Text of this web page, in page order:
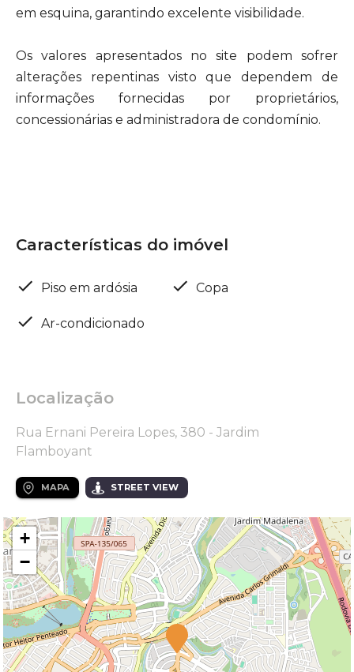
em esquina, garantindo excelente visibilidade.
Os valores apresentados no site podem sofrer
alterações repentinas visto que dependem de
informações fornecidas por proprietários,
concessionárias e administradora de condomínio.
Características do imóvel
Piso em ardósia Copa
Ar-condicionado
Localização
Rua Ernani Pereira Lopes, 380 - Jardim
Flamboyant
MAPA STREET VIEW
+
−